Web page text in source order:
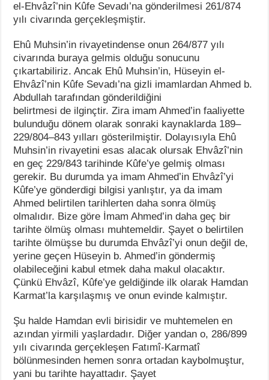
el-Ehvâzî’nin Kûfe Sevadı’na gönderilmesi 261/874
yılı civarında gerçekleşmiştir.
Ehû Muhsin’in rivayetindense onun 264/877 yılı
civarında buraya gelmis olduğu sonucunu
çıkartabiliriz. Ancak Ehû Muhsin’in, Hüseyin el-
Ehvâzî’nin Kûfe Sevadı’na gizli imamlardan Ahmed b.
Abdullah tarafından gönderildiğini
belirtmesi de ilginçtir. Zira imam Ahmed’in faaliyette
bulunduğu dönem olarak sonraki kaynaklarda 189–
229/804–843 yılları gösterilmiştir. Dolayısıyla Ehû
Muhsin’in rivayetini esas alacak olursak Ehvâzî’nin
en geç 229/843 tarihinde Kûfe’ye gelmiş olması
gerekir. Bu durumda ya imam Ahmed’in Ehvâzî’yi
Kûfe’ye gönderdigi bilgisi yanlıştır, ya da imam
Ahmed belirtilen tarihlerten daha sonra ölmüş
olmalıdır. Bize göre İmam Ahmed’in daha geç bir
tarihte ölmüş olması muhtemeldir. Şayet o belirtilen
tarihte ölmüşse bu durumda Ehvâzî’yi onun değil de,
yerine geçen Hüseyin b. Ahmed’in göndermiş
olabileceğini kabul etmek daha makul olacaktır.
Çünkü Ehvâzî, Kûfe’ye geldiğinde ilk olarak Hamdan
Karmat’la karşılaşmış ve onun evinde kalmıştır.
Şu halde Hamdan evli birisidir ve muhtemelen en
azından yirmili yaşlardadır. Diğer yandan o, 286/899
yılı civarında gerçekleşen Fatımî-Karmatî
bölünmesinden hemen sonra ortadan kaybolmuştur,
yani bu tarihte hayattadır. Şayet